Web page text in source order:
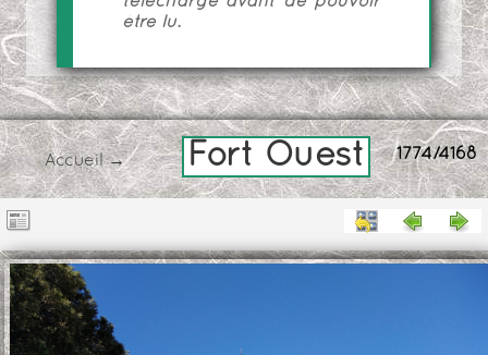
être lu.
1774/4168
Accueil→ Fort Ouest